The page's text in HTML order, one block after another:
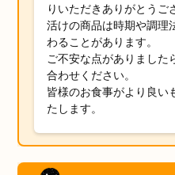
りいただきありがとうご
活けの商品は時期や調理
わることがあります。
ご不安な点がありました
合わせください。
皆様のお食事がより良い
たします。